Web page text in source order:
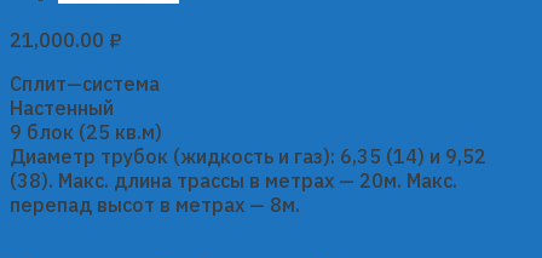
21,000.00 ₽
Сплит—система
Настенный
9 блок (25 кв.м)
Диаметр трубок (жидкость и газ): 6,35 (14) и 9,52
(38). Макс. длина трассы в метрах — 20м. Макс.
перепад высот в метрах — 8м.